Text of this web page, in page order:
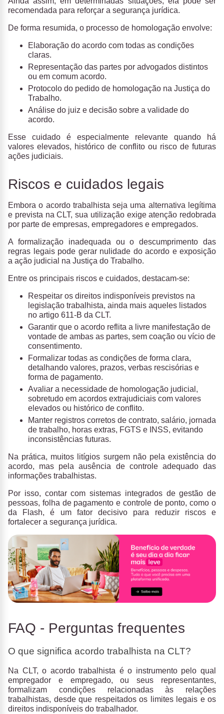
recomendada para reforçar a segurança jurídica.
De forma resumida, o processo de homologação envolve:
Elaboração do acordo com todas as condições
claras.
Representação das partes por advogados distintos
ou em comum acordo.
Protocolo do pedido de homologação na Justiça do
Trabalho.
Análise do juiz e decisão sobre a validade do
acordo.
Esse cuidado é especialmente relevante quando há
valores elevados, histórico de conflito ou risco de futuras
ações judiciais.
Riscos e cuidados legais
Embora o acordo trabalhista seja uma alternativa legítima
e prevista na CLT, sua utilização exigeatenção redobrada
por parte de empresas, empregadores e empregados.
A formalização inadequada ou o descumprimento das
regras legais pode gerar nulidade do acordo e exposição
a ação judicial na Justiça do Trabalho.
Entre os principais riscos e cuidados, destacam-se:
Respeitar os direitos indisponíveis previstos na
legislação trabalhista, ainda mais aqueles listados
no artigo 611-B da CLT.
Garantir que o acordo reflita a livre manifestação de
vontade de ambas as partes, sem coação ou vício de
consentimento.
Formalizar todas as condições de forma clara,
detalhando valores, prazos, verbas rescisórias e
forma de pagamento.
Avaliar a necessidade de homologação judicial,
sobretudo em acordos extrajudiciais com valores
elevados ou histórico de conflito.
Manter registros corretos de contrato, salário, jornada
de trabalho, horas extras, FGTS e INSS, evitando
inconsistências futuras.
Na prática, muitos litígios surgem não pela existência do
acordo, mas pela ausência de controle adequado das
informações trabalhistas.
Por isso, contar com sistemas integrados de gestão de
pessoas, folha de pagamento e controle de ponto, como o
da
Flash, é um fator decisivo para reduzir riscos e
fortalecer a segurança jurídica.
FAQ - Perguntas frequentes
O que significa acordo trabalhista na CLT?
Na CLT, o acordo trabalhista é o instrumento pelo qual
empregador e empregado, ou seus representantes,
formalizam condições relacionadas às relações
trabalhistas, desde que respeitados os limites legais e os
direitos indisponíveis do trabalhador.